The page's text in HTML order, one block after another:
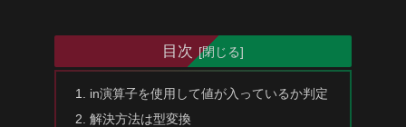
目次
in演算子を使用して値が入っているか判定
解決方法は型変換